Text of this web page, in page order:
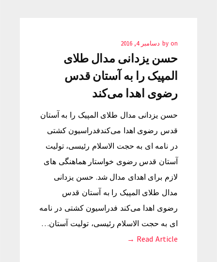
by on دسامبر 4, 2016
حسن یزدانی مدال طلای
المپیک را به آستان قدس
رضوی اهدا می‌کند
حسن یزدانی مدال طلای المپیک را به آستان
قدس رضوی اهدا می‌کندفدراسیون کشتی
در نامه ای به حجت الاسلام رئیسی، تولیت
آستان قدس رضوی خواستار هماهنگی های
لازم برای اهدای مدال شد. حسن یزدانی
مدال طلای المپیک را به آستان قدس
رضوی اهدا می‌کند فدراسیون کشتی در نامه
ای به حجت الاسلام رئیسی، تولیت آستان…
Read Article →